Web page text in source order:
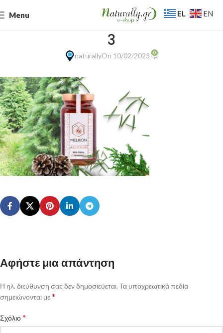
Menu
3
naturallyOn 10/02/2023 0
Αφήστε μια απάντηση
Η ηλ. διεύθυνση σας δεν δημοσιεύεται. Τα υποχρεωτικά πεδία
σημειώνονται με*
Σχόλιο*
EL EN